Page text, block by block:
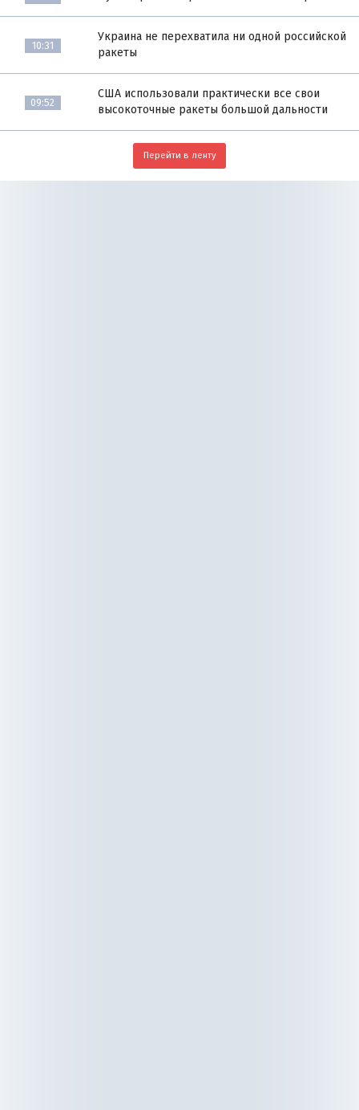
10:31
Украина не перехватила ни одной российской
ракеты
09:52
США использовали практически все свои
высокоточные ракеты большой дальности
Перейти в ленту